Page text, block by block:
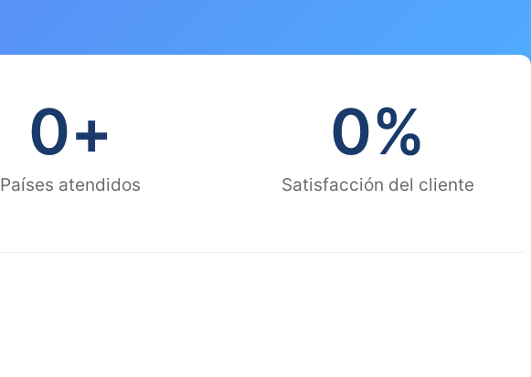
Países atendidos
0+
Satisfacción del cliente
0%